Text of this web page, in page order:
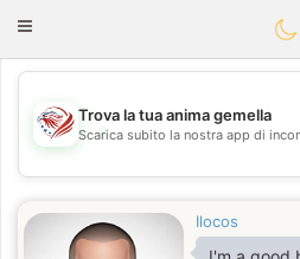
States
Toggle
💖
💕
Trova la tua anima gemella
Scarica subito la nostra app di
Ilocos